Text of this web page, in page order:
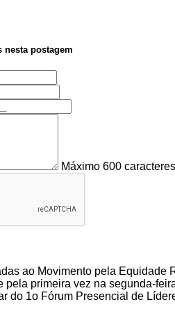
nesta postagem
Máximo 600
ao Movimento pela Equidade
pela primeira vez na segunda-
do 1o Fórum Presencial de